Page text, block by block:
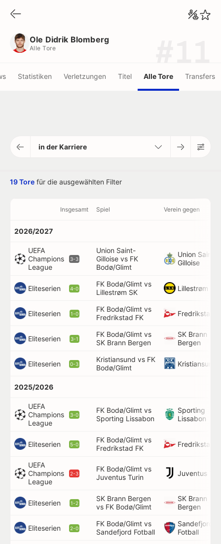
Ole Didrik Blomberg
Alle Tore
Statistiken Verletzungen Titel Alle Tore Transfers
in der Karriere
19 Tore für die ausgewählten Filter
Insgesamt Spiel Verein gegen
2026/2027
UEFA
Champions
League
3-3
Union Saint-
Gilloise vs FK
Bodø/Glimt
Union Saint-
Gilloise
Eliteserien 4-0
FK Bodø/Glimt vs
Lillestrøm SK
Lillestrøm SK
Eliteserien 1-0
FK Bodø/Glimt vs
Fredrikstad FK
Fredrikstad
Eliteserien 3-1
FK Bodø/Glimt vs
SK Brann Bergen
SK Brann
Bergen
Eliteserien 0-3
Kristiansund vs FK
Bodø/Glimt
Kristiansund
2025/2026
UEFA
Champions
League
3-0
FK Bodø/Glimt vs
Sporting Lissabon
Sporting
Lissabon
Eliteserien 5-0
FK Bodø/Glimt vs
Fredrikstad FK
Fredrikstad
UEFA
Champions
League
2-3
FK Bodø/Glimt vs
Juventus Turin
Juventus
Eliteserien 1-2
SK Brann Bergen
vs FK Bodø/Glimt
SK Brann
Bergen
Eliteserien 2-0
FK Bodø/Glimt vs
Sandefjord Fotball
Sandefjord
Fotball